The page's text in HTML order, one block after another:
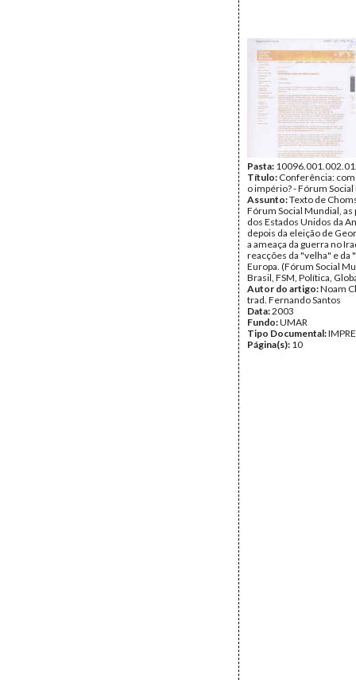
Pasta:
Título: Conferência:
o império? - Fórum
Assunto:Texto de
Fórum Social Mundial, as
dos Estados Unidos da
depois da eleição de
a ameaça da guerra no
reacções da "velha" e da
Europa. (Fórum Social
Brasil, FSM, Política,
Autor do artigo:Noam
trad. Fernando Santos
Data:2003
Fundo:UMAR
Tipo Documental:
Página(s): 10